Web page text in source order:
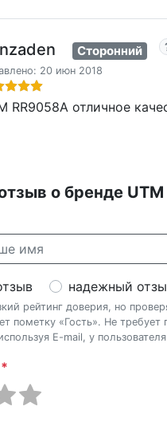
Сторонний
20 июн 2018
RR9058A отличное
о бренде UTM
надежный
рейтинг доверия, но
пометку «Гость». Не
E-mail, у
*